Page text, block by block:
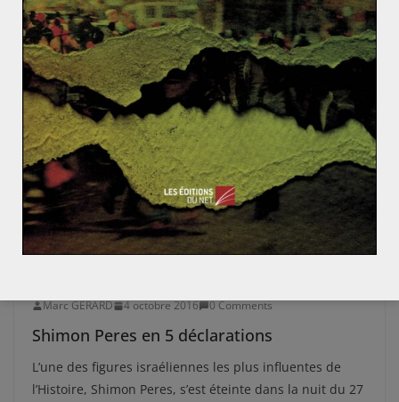
Marc GERARD 4 octobre 2016 0 Comments
Shimon Peres en 5 déclarations
L’une des figures israéliennes les plus influentes de
l’Histoire, Shimon Peres, s’est éteinte dans la nuit du 27